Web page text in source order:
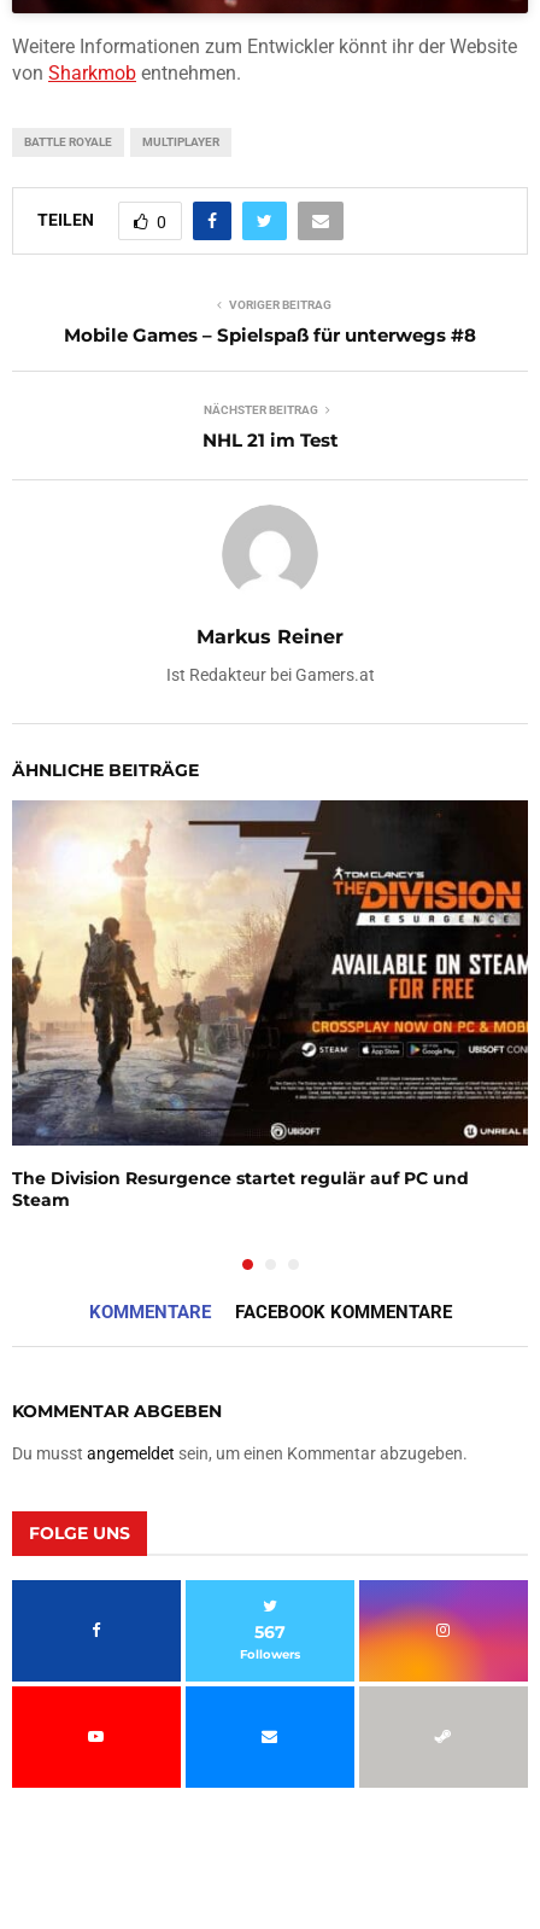
Weitere Informationen zum Entwickler könnt ihr der Website
von Sharkmob entnehmen.
BATTLE ROYALE MULTIPLAYER
TEILEN 0
VORIGER BEITRAG
Mobile Games – Spielspaß für unterwegs #8
NÄCHSTER BEITRAG
NHL 21 im Test
Markus Reiner
Ist Redakteur bei Gamers.at
ÄHNLICHE BEITRÄGE
The Division Resurgence startet regulär auf PC und
Steam
KOMMENTARE FACEBOOK KOMMENTARE
KOMMENTAR ABGEBEN
Du musst angemeldet sein, um einen Kommentar abzugeben.
FOLGE UNS
567
Followers